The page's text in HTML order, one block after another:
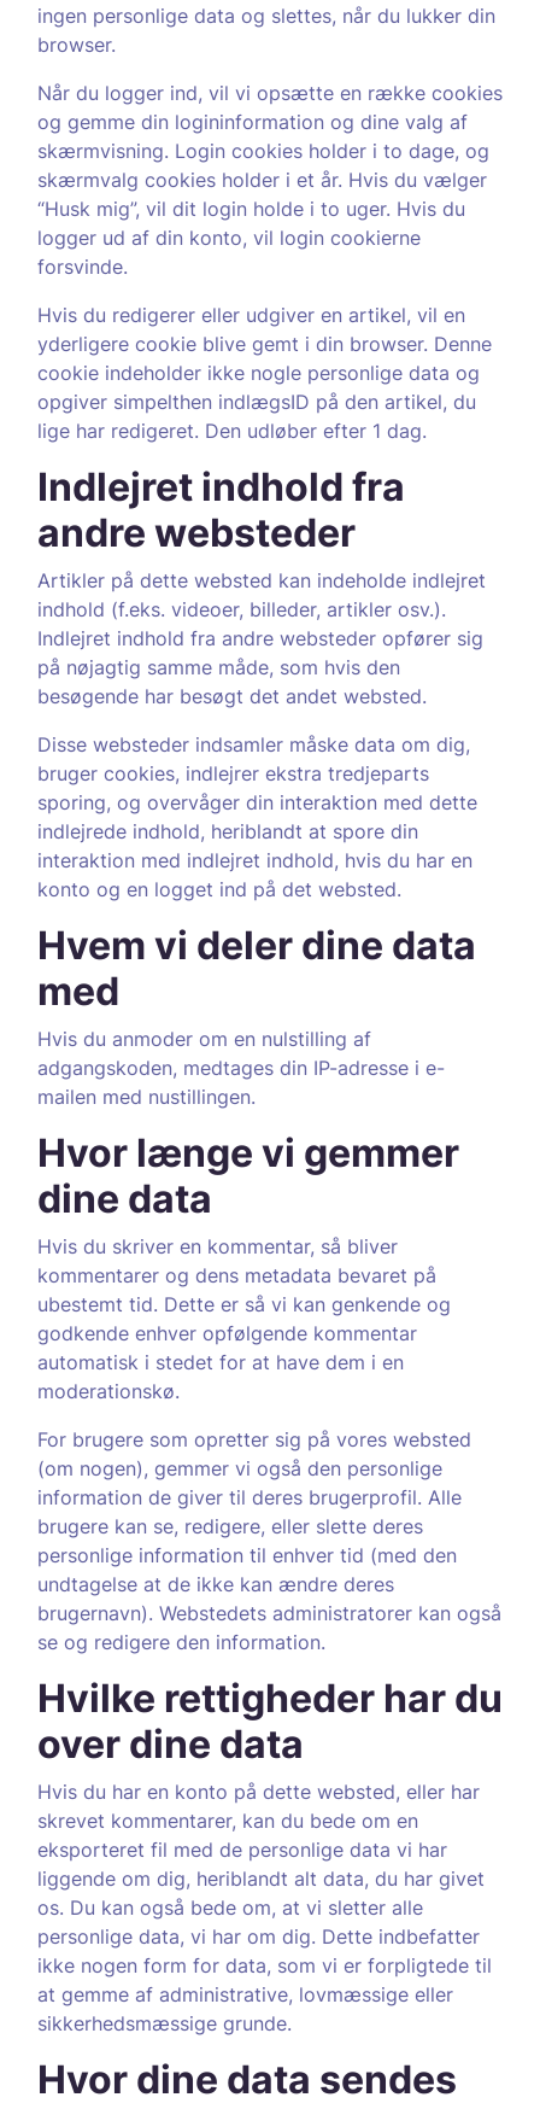
ingen personlige data og slettes, når du lukker din
browser.
Når du logger ind, vil vi opsætte en række cookies
og gemme din logininformation og dine valg af
skærmvisning. Login cookies holder i to dage, og
skærmvalg cookies holder i et år. Hvis du vælger
“Husk mig”, vil dit login holde i to uger. Hvis du
logger ud af din konto, vil login cookierne
forsvinde.
Hvis du redigerer eller udgiver en artikel, vil en
yderligere cookie blive gemt i din browser. Denne
cookie indeholder ikke nogle personlige data og
opgiver simpelthen indlægsID på den artikel, du
lige har redigeret. Den udløber efter 1 dag.
Indlejret indhold fra
andre websteder
Artikler på dette websted kan indeholde indlejret
indhold (f.eks. videoer, billeder, artikler osv.).
Indlejret indhold fra andre websteder opfører sig
på nøjagtig samme måde, som hvis den
besøgende har besøgt det andet websted.
Disse websteder indsamler måske data om dig,
bruger cookies, indlejrer ekstra tredjeparts
sporing, og overvåger din interaktion med dette
indlejrede indhold, heriblandt at spore din
interaktion med indlejret indhold, hvis du har en
konto og en logget ind på det websted.
Hvem vi deler dine data
med
Hvis du anmoder om en nulstilling af
adgangskoden, medtages din IP-adresse i e-
mailen med nustillingen.
Hvor længe vi gemmer
dine data
Hvis du skriver en kommentar, så bliver
kommentarer og dens metadata bevaret på
ubestemt tid. Dette er så vi kan genkende og
godkende enhver opfølgende kommentar
automatisk i stedet for at have dem i en
moderationskø.
For brugere som opretter sig på vores websted
(om nogen), gemmer vi også den personlige
information de giver til deres brugerprofil. Alle
brugere kan se, redigere, eller slette deres
personlige information til enhver tid (med den
undtagelse at de ikke kan ændre deres
brugernavn). Webstedets administratorer kan også
se og redigere den information.
Hvilke rettigheder har du
over dine data
Hvis du har en konto på dette websted, eller har
skrevet kommentarer, kan du bede om en
eksporteret fil med de personlige data vi har
liggende om dig, heriblandt alt data, du har givet
os. Du kan også bede om, at vi sletter alle
personlige data, vi har om dig. Dette indbefatter
ikke nogen form for data, som vi er forpligtede til
at gemme af administrative, lovmæssige eller
sikkerhedsmæssige grunde.
Hvor dine data sendes